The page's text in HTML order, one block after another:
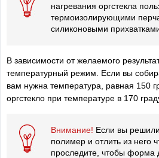
нагревания оргстекла
термоизолирующими
силиконовыми
В зависимости от желаемого
температурный режим. Если вы
вам нужна температура, равная 150
оргстекло при температуре в 170
Внимание! Если вы
полимер и отлить из него
проследите, чтобы форма